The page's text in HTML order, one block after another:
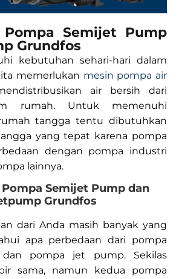
Pompa Semijet Pump
Grundfos
kebutuhan sehari-hari dalam
memerlukan mesin pompa air
air bersih dari
rumah. Untuk memenuhi
tangga tentu dibutuhkan
yang tepat karena pompa
dengan pompa industri
lainnya.
Semijet Pump dan
Grundfos
dari Anda masih banyak yang
apa perbedaan dari pompa
pompa jet pump. Sekilas
sama, namun kedua pompa